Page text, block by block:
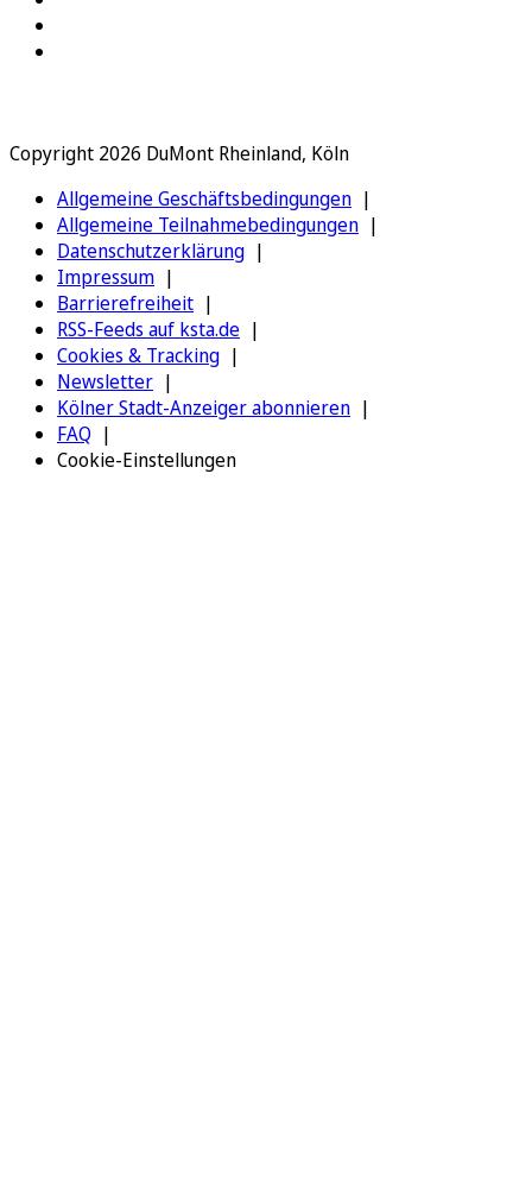
Copyright 2026 DuMont Rheinland, Köln
Allgemeine Geschäftsbedingungen
Allgemeine Teilnahmebedingungen
Datenschutzerklärung
Impressum
Barrierefreiheit
RSS-Feeds auf ksta.de
Cookies & Tracking
Newsletter
Kölner Stadt-Anzeiger abonnieren
FAQ
Cookie-Einstellungen